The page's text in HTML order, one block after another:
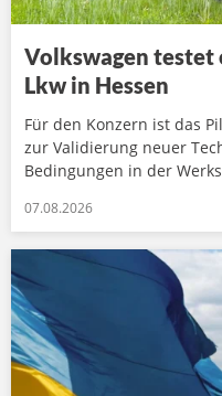
Volkswagen testet
Lkw in Hessen
Für den Konzern ist das
zur Validierung neuer
Bedingungen in der
07.08.2026